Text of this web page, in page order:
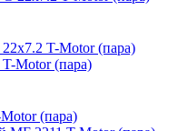
T-Motor (пара)
(пара)